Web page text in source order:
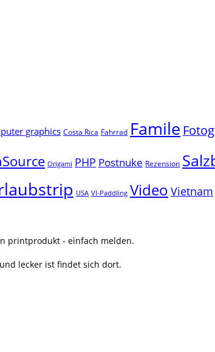
graphics Costa Rica Fahrrad Famile
Origami PHP Postnuke Rezension
USA VI-Paddling Video Vietnam
printprodukt - einfach melden.
lecker ist findet sich dort.